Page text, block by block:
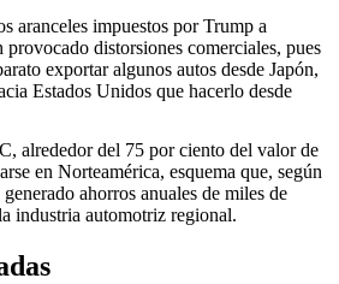
aranceles impuestos por Trump a
distorsiones comerciales, pues
exportar algunos autos desde Japón,
Estados Unidos que hacerlo desde
alrededor del 75 por ciento del valor de
en Norteamérica, esquema que, según
ahorros anuales de miles de
industria automotriz regional.